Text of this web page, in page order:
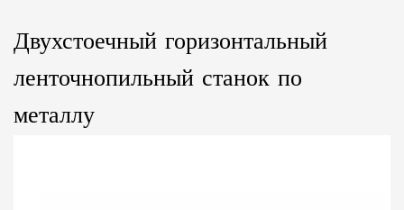
Двухстоечный горизонтальный
ленточнопильный станок по
металлу